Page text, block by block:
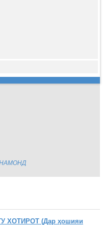
ХОТИРОТ (Дар ҳошияи